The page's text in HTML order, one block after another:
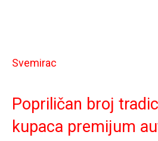
Svemirac
Popriličan broj
kupaca premijum